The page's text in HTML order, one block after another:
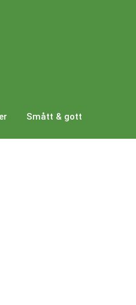
Smått & gott